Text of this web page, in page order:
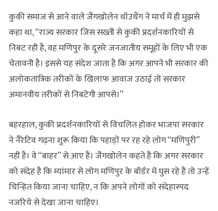
कुकी समाज से आने वाले जैंगखोलेन थॉउथैंग ने मार्च में ही मुझसे
कहा था, “राज्य सरकार जिस सख्ती से कुकी प्रदर्शनकारियों से
निबट रही है, वह मणिपुर के दूसरे जनजातीय समूहों के लिए भी एक
चेतावनी है। इससे यह संदेश जाता है कि अगर आपने भी सरकार की
अलोकतांत्रिक तरीकों के खिलाफ आवाज उठाई तो सरकार
अमानवीय तरीकों से निबटेगी आपसे।”
बहरहाल, कुकी प्रदर्शनकारियों से विचलित होकर भाजपा सरकार
ने नैरेटिव गढ़ना शुरू किया कि पहाड़ों पर रह रहे लोग “मणिपुरी”
नहीं है। वे “बाहर” से आए हैं। जैंगखोलेन कहते हैं कि अगर सरकार
को संदेह है कि म्यांमार से लोग मणिपुर के बॉर्डर में घुस रहे हैं तो उन्हें
चिन्हित किया जाना चाहिए, न कि अपने लोगों को संदेहास्पद
नजरिये से देखा जाना चाहिए।